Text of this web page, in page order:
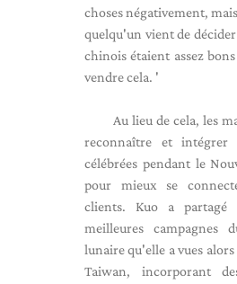
choses négativement,
quelqu'un vient de
chinois étaient assez
vendre cela. '
Au lieu de cela, les
reconnaître et intégrer
célébrées pendant le
pour mieux se
clients. Kuo a partagé
meilleures campagnes
lunaire qu'elle a vues
Taiwan, incorporant